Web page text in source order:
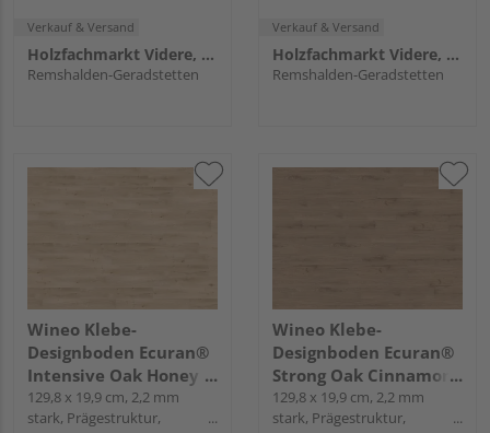
Verkauf & Versand
Holzfachmarkt Videre, Remshalden
Remshalden-Geradstetten
Verkauf & Versand
Holzfachmarkt Videre, Remshalden
Remshalden-Geradstetten
Wineo Klebe-
Designboden Ecuran®
Intensive Oak Honey
Landhausdiele - wineo
1000 wood L
129,8 x 19,9 cm, 2,2 mm
stark, Prägestruktur,
Wineo Klebe-
Designboden Ecuran®
Strong Oak Cinnamon
Landhausdiele - wineo
1000 wood L
129,8 x 19,9 cm, 2,2 mm
stark, Prägestruktur,